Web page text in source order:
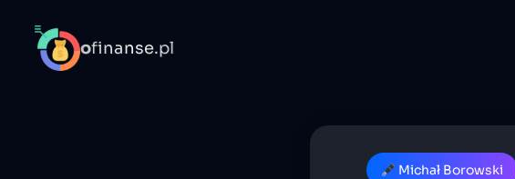
ofinanse.pl
Michał Borowski